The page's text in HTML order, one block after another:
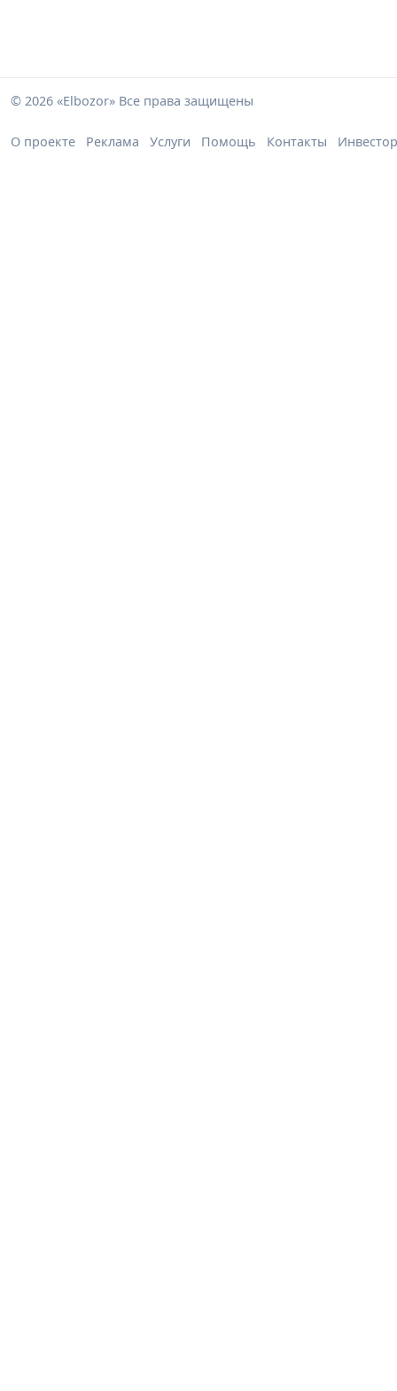
© 2026 «Elbozor» Все права защищены
О проекте Реклама Услуги Помощь Контакты